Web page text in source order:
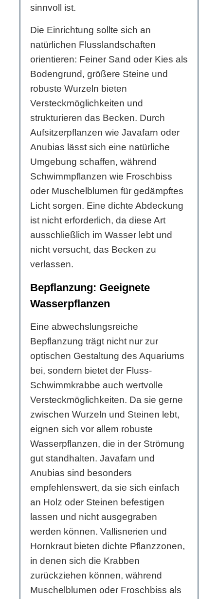
sinnvoll ist.
Die Einrichtung sollte sich an
natürlichen Flusslandschaften
orientieren: Feiner Sand oder Kies als
Bodengrund, größere Steine und
robuste Wurzeln bieten
Versteckmöglichkeiten und
strukturieren das Becken. Durch
Aufsitzerpflanzen wie Javafarn oder
Anubias lässt sich eine natürliche
Umgebung schaffen, während
Schwimmpflanzen wie Froschbiss
oder Muschelblumen für gedämpftes
Licht sorgen. Eine dichte Abdeckung
ist nicht erforderlich, da diese Art
ausschließlich im Wasser lebt und
nicht versucht, das Becken zu
verlassen.
Bepflanzung: Geeignete
Wasserpflanzen
Eine abwechslungsreiche
Bepflanzung trägt nicht nur zur
optischen Gestaltung des Aquariums
bei, sondern bietet der Fluss-
Schwimmkrabbe auch wertvolle
Versteckmöglichkeiten. Da sie gerne
zwischen Wurzeln und Steinen lebt,
eignen sich vor allem robuste
Wasserpflanzen, die in der Strömung
gut standhalten. Javafarn und
Anubias sind besonders
empfehlenswert, da sie sich einfach
an Holz oder Steinen befestigen
lassen und nicht ausgegraben
werden können. Vallisnerien und
Hornkraut bieten dichte Pflanzzonen,
in denen sich die Krabben
zurückziehen können, während
Muschelblumen oder Froschbiss als